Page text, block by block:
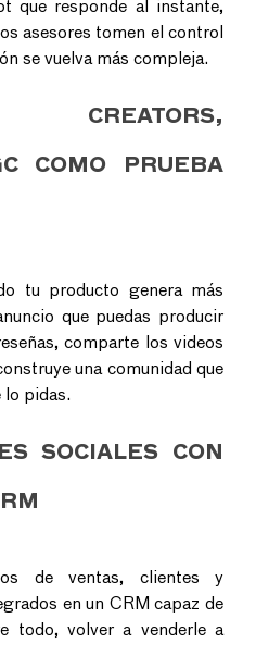
que responde al instante,
asesores tomen el control
se vuelva más compleja.
CREATORS,
COMO PRUEBA
tu producto genera más
que puedas producir
comparte los videos
una comunidad que
lo pidas.
SOCIALES CON
de ventas, clientes y
en un CRM capaz de
todo, volver a venderle a